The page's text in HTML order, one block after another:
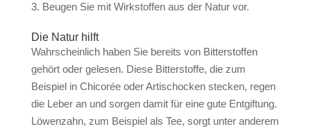
Beugen Sie mit Wirkstoffen aus der Natur vor.
Die Natur hilft
Wahrscheinlich haben Sie bereits von Bitterstoffen
gehört oder gelesen. Diese Bitterstoffe, die zum
Beispiel in Chicorée oder Artischocken stecken, regen
die Leber an und sorgen damit für eine gute Entgiftung.
Löwenzahn, zum Beispiel als Tee, sorgt unter anderem